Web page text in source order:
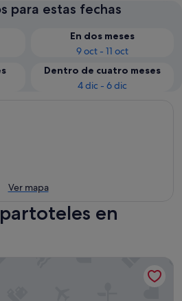
para estas fechas
En dos meses
9 oct - 11 oct
Dentro de cuatro meses
4 dic - 6 dic
Ver mapa
en